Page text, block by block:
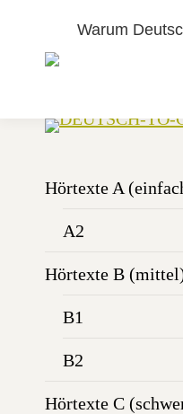
Warum
Hörtexte A
A2
Hörtexte B
B1
B2
Hörtexte C